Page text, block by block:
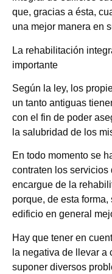
que, gracias a ésta,
una mejor manera en
La rehabilitación
importante
Según la ley, los
un tanto antiguas
con el fin de poder
la salubridad de los
En todo momento se
contraten los servicios
encargue de la
porque, de esta
edificio en general
Hay que tener en
la negativa de llevar
suponer diversos